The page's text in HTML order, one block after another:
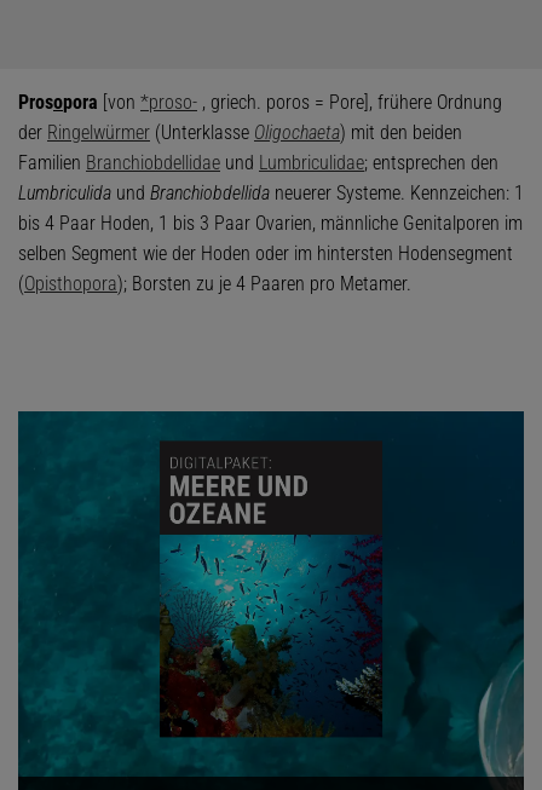
Prosopora [von *proso- , griech. poros = Pore], frühere Ordnung
der Ringelwürmer (Unterklasse Oligochaeta) mit den beiden
Familien Branchiobdellidae und Lumbriculidae; entsprechen den
Lumbriculida und Branchiobdellida neuerer Systeme. Kennzeichen: 1
bis 4 Paar Hoden, 1 bis 3 Paar Ovarien, männliche Genitalporen im
selben Segment wie der Hoden oder im hintersten Hodensegment
(Opisthopora); Borsten zu je 4 Paaren pro Metamer.